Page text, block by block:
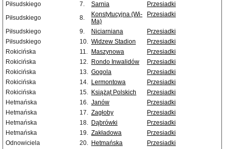
Piłsudskiego
7. Sarnia
Przesiadki
Piłsudskiego
8.
Konstytucyjna (Wi-
Ma)
Przesiadki
Piłsudskiego 9. Niciarniana
Przesiadki
Piłsudskiego
10. Widzew Stadion
Przesiadki
Rokicińska
11. Maszynowa
Przesiadki
Rokicińska
12. Rondo Inwalidów
Przesiadki
Rokicińska
13. Gogola
Przesiadki
Rokicińska
14. Lermontowa
Przesiadki
Rokicińska
15. Książąt Polskich
Przesiadki
Hetmańska
16. Janów
Przesiadki
Hetmańska
17. Zagłoby
Przesiadki
Hetmańska
18. Dąbrówki
Przesiadki
Hetmańska
19. Zakładowa
Przesiadki
Odnowiciela
20. Hetmańska
Przesiadki